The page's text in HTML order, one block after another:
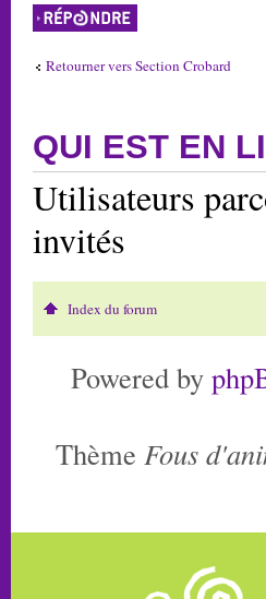
Répondre
Retourner vers Section Crobard
QUI EST EN
Utilisateurs
invités
Index du forum
Powered by
Thème Fous